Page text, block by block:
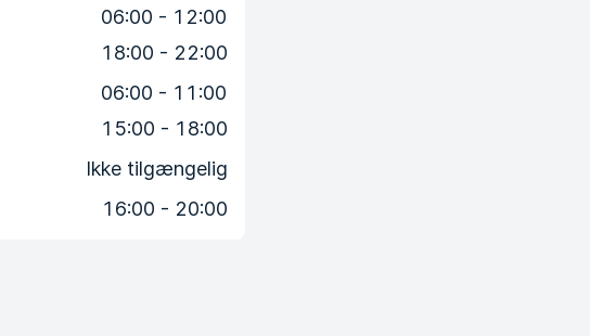
06:00 - 12:00
18:00 - 22:00
06:00 - 11:00
15:00 - 18:00
Ikke tilgængelig
16:00 - 20:00